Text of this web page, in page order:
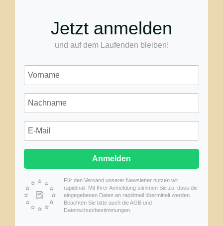
Jetzt anmelden
und auf dem Laufenden bleiben!
Anmelden
Für den Versand unserer Newsletter nutzen wir
rapidmail. Mit Ihrer Anmeldung stimmen Sie zu, dass die
eingegebenen Daten an rapidmail übermittelt werden.
Beachten Sie bitte auch die AGB und
Datenschutzbestimmungen.